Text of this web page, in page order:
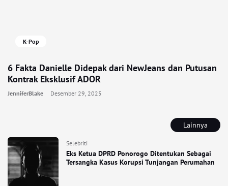
Lainnya
Selebriti
Eks Ketua DPRD Ponorogo Ditentukan Sebagai
Tersangka Kasus Korupsi Tunjangan Perumahan
K-Pop
6 Fakta Danielle Didepak dari NewJeans dan Putusan
Kontrak Eksklusif ADOR
JenniferBlake Desember 29, 2025